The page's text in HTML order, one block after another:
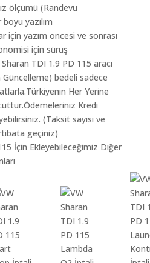
ölçümü (Randevu
yazılım
için yazım öncesi ve sonrası
için sürüş
TDI 1.9 PD 115 aracı
Güncelleme) bedeli sadece
Her Yerine
Kredi
(Taksit sayısı ve
geçiniz)
İçin Ekleyebileceğimiz Diğer